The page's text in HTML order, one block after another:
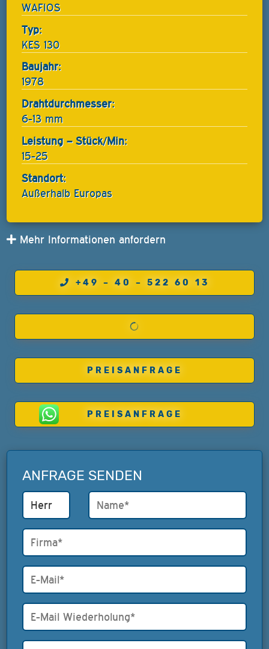
WAFIOS
Typ:
KES 130
Baujahr:
1978
Drahtdurchmesser:
6-13 mm
Leistung – Stück/Min:
15-25
Standort:
Außerhalb Europas
Mehr Informationen anfordern
+49 – 40 – 522 60 13
PREISANFRAGE
PREISANFRAGE
ANFRAGE SENDEN